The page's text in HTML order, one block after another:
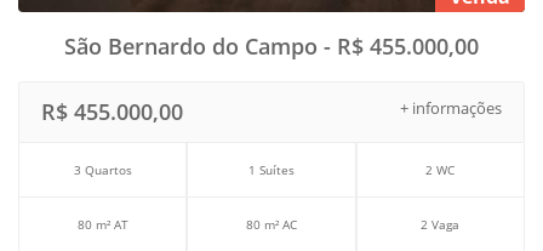
São Bernardo do Campo - R$ 455.000,00
+ informações
R$ 455.000,00
3 Quartos 1 Suítes 2 WC
80 m² AT 80 m² AC 2 Vaga